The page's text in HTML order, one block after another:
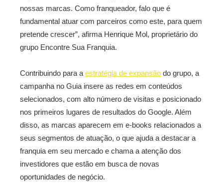
nossas marcas. Como franqueador, falo que é
fundamental atuar com parceiros como este, para quem
pretende crescer”, afirma Henrique Mol, proprietário do
grupo Encontre Sua Franquia.
Contribuindo para a estratégia de expansão do grupo, a
campanha no Guia insere as redes em conteúdos
selecionados, com alto número de visitas e posicionado
nos primeiros lugares de resultados do Google. Além
disso, as marcas aparecem em e-books relacionados a
seus segmentos de atuação, o que ajuda a destacar a
franquia em seu mercado e chama a atenção dos
investidores que estão em busca de novas
oportunidades de negócio.